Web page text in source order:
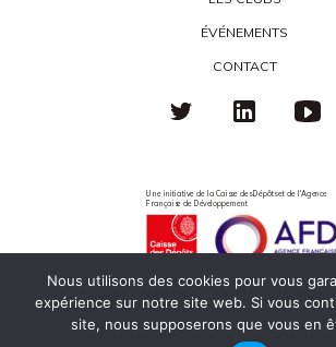
ÉVÉNEMENTS
CONTACT
Politique de confidentialité
Éco-responsabilité
Une initiative de la Caisse des Dépôts et de l'Agence
Française de Développement
Nous utilisons des cookies pour vous
expérience sur notre site web. Si vous
site, nous supposerons que vous en